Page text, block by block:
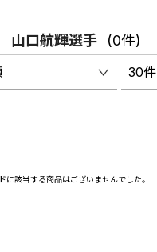
山口航輝選手 (0件)
30件
に該当する商品はございませんでした。